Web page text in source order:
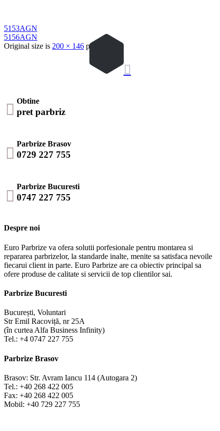
5153AGN
5156AGN
Original size is 200 × 146 pixels

 Obtine
pret parbriz

Parbrize Brasov
0729 227 755

Parbrize Bucuresti
0747 227 755
Despre noi
Euro Parbrize va ofera solutii porfesionale pentru montarea si
repararea parbrizelor, la standarde inalte, menite sa satisfaca nevoile
fiecarui client in parte. Euro Parbrize are ca obiectiv principal sa
ofere produse de calitate si servicii de top clientilor sai.
Parbrize Bucuresti
București, Voluntari
Str Emil Racoviță, nr 25A
(în curtea Alfa Business Infinity)
Tel.: +4 0747 227 755
Parbrize Brasov
Brasov: Str. Avram Iancu 114 (Autogara 2)
Tel.: +40 268 422 005
Fax: +40 268 422 005
Mobil: +40 729 227 755